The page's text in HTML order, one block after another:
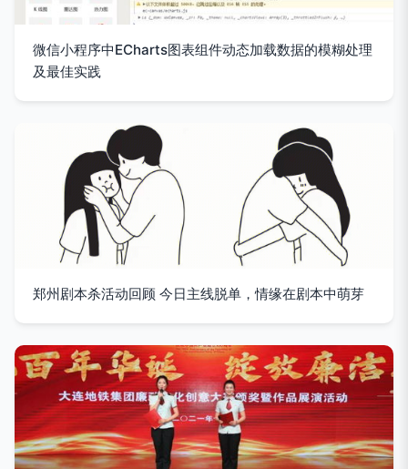
微信小程序中ECharts图表组件动态加载数据的模糊处理
及最佳实践
郑州剧本杀活动回顾 今日主线脱单，情缘在剧本中萌芽